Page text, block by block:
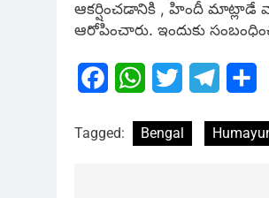
ఆకర్షించడానికి , హిందీ
ఆరోపించారు. ఇందుకు
FacebookWhatsApp
Twitter
Tagged: Bengal